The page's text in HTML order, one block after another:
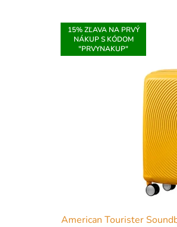
v
n
c
American Tourister
15% ZĽAVA NA PRVÝ
NÁKUP S KÓDOM
"PRVYNAKUP"